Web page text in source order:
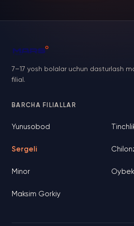
7–17 yosh bolalar uchun dasturlash
filial.
BARCHA FILIALLAR
Yunusobod
Sergeli
Minor Oybek
Maksim Gorkiy